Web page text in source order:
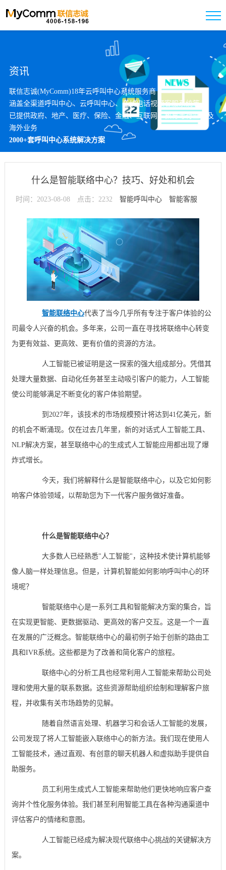
资讯
联信志诚(MyComm)18年云呼叫中心系统服务商
涵盖全渠道呼叫中心、云呼叫中心、在线电话视频客服系统等
已提供政府、地产、医疗、保险、金融、互联网、教育等行业以及
海外业务
2000+套呼叫中心系统解决方案
什么是智能联络中心？技巧、好处和机会
时间：2023-08-08 点击：2232 智能呼叫中心 智能客服
智能联络中心代表了当今几乎所有专注于客户体验的公
司最令人兴奋的机会。多年来，公司一直在寻找将联络中心转变
为更有效益、更高效、更有价值的资源的方法。
人工智能已被证明是这一探索的强大组成部分。凭借其
处理大量数据、自动化任务甚至主动吸引客户的能力，人工智能
使公司能够满足不断变化的客户体验期望。
到2027年，该技术的市场规模预计将达到41亿美元，新
的机会不断涌现。仅在过去几年里，新的对话式人工智能工具、
NLP解决方案，甚至联络中心的生成式人工智能应用都出现了爆
炸式增长。
今天，我们将解释什么是智能联络中心，以及它如何影
响客户体验领域，以帮助您为下一代客户服务做好准备。
什么是智能联络中心？
大多数人已经熟悉"人工智能"，这种技术使计算机能够
像人脑一样处理信息。但是，计算机智能如何影响呼叫中心的环
境呢？
智能联络中心是一系列工具和智能解决方案的集合，旨
在实现更智能、更数据驱动、更高效的客户交互。这是一个一直
在发展的广泛概念。智能联络中心的最初例子始于创新的路由工
具和IVR系统。这些都是为了改善和简化客户的旅程。
联络中心的分析工具也经常利用人工智能来帮助公司处
理和使用大量的联系数据。这些资源帮助组织绘制和理解客户旅
程，并收集有关市场趋势的见解。
随着自然语言处理、机器学习和会话人工智能的发展，
公司发现了将人工智能嵌入联络中心的新方法。我们现在使用人
工智能技术，通过直观、有创意的聊天机器人和虚拟助手提供自
助服务。
员工利用生成式人工智能来帮助他们更快地响应客户查
询并个性化服务体验。我们甚至利用智能工具在各种沟通渠道中
评估客户的情绪和意图。
人工智能已经成为解决现代联络中心挑战的关键解决方
案。